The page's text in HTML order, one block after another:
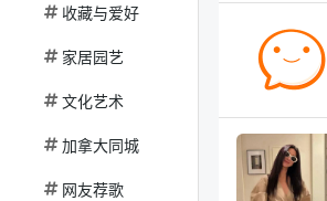
收藏与爱好
家居园艺
文化艺术
加拿大同城
网友荐歌